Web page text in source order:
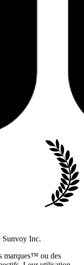
Sunvoy Inc.
marques™ ou des